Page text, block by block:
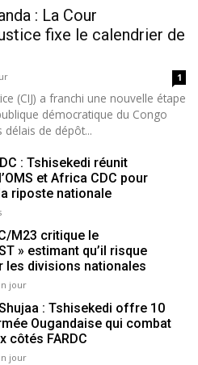
: La Cour
fixe le calendrier de
1
(CIJ) a franchi une nouvelle étape
démocratique du Congo
délais de dépôt...
: Tshisekedi réunit
et Africa CDC pour
riposte nationale
M23 critique le
» estimant qu’il risque
les divisions nationales
jour
: Tshisekedi offre 10
Ougandaise qui combat
côtés FARDC
jour